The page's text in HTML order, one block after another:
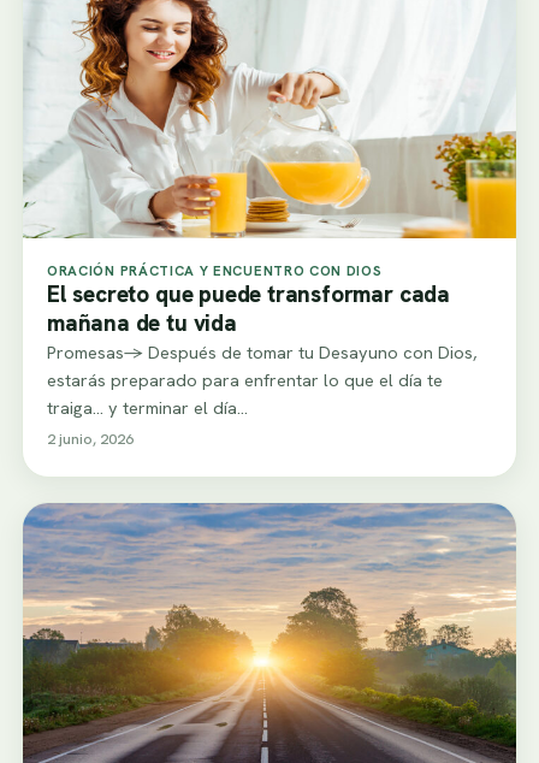
ORACIÓN PRÁCTICA Y ENCUENTRO CON DIOS
El secreto que puede transformar cada
mañana de tu vida
Promesas-> Después de tomar tu Desayuno con Dios,
estarás preparado para enfrentar lo que el día te
traiga… y terminar el día…
2 junio, 2026